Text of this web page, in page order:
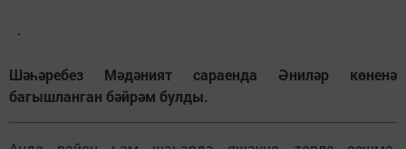
Шәһәребез Мәдәният сараенда Әниләр көненә
багышланган бәйрәм булды.